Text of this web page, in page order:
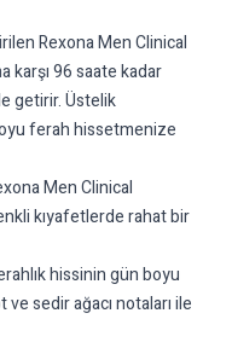
Rexona Men Clinical
96 saate kadar
getirir. Üstelik
ferah hissetmenize
Men Clinical
kıyafetlerde rahat bir
hissinin gün boyu
sedir ağacı notaları ile